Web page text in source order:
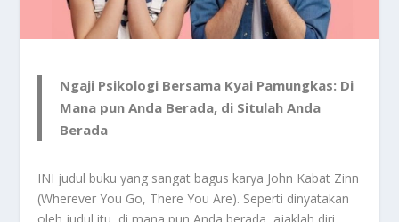
Ngaji Psikologi Bersama Kyai Pamungkas: Di
Mana pun Anda Berada, di Situlah Anda
Berada
INI judul buku yang sangat bagus karya John Kabat Zinn
(Wherever You Go, There You Are). Seperti dinyatakan